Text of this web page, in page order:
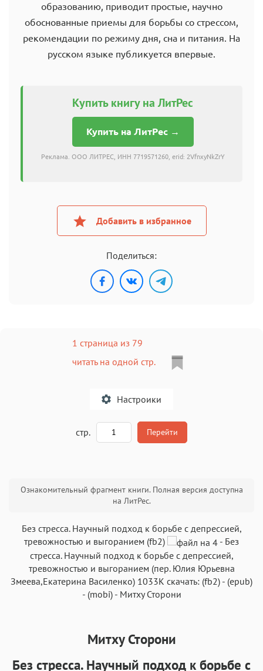
образованию, приводит простые, научно
обоснованные приемы для борьбы со стрессом,
рекомендации по режиму дня, сна и питания. На
русском языке публикуется впервые.
Купить книгу на ЛитРес
Купить на ЛитРес →
Реклама. ООО ЛИТРЕС, ИНН 7719571260, erid: 2VfnxyNkZrY
Добавить в избранное
Поделиться:
1 страница из 79
читать на одной стр.
Настроики
Аа
Roboto
Аа
Garamond
Аа
Fira Sans
Аа
Times
Аа Аа
Аа Аа
стр. Перейти
Ознакомительный фрагмент книги. Полная версия доступна
на ЛитРес.
Без стресса. Научный подход к борьбе с депрессией,
тревожностью и выгоранием (fb2)
- Без
стресса. Научный подход к борьбе с депрессией,
тревожностью и выгоранием (пер. Юлия Юрьевна
Змеева,Екатерина Василенко) 1033K скачать: (fb2) - (epub)
- (mobi)- Митху Сторони
Митху Сторони
Без стресса. Научный подход к борьбе с